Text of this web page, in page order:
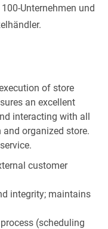
Unternehmen und
of store
an excellent
interacting with all
organized store.
customer
integrity; maintains
(scheduling